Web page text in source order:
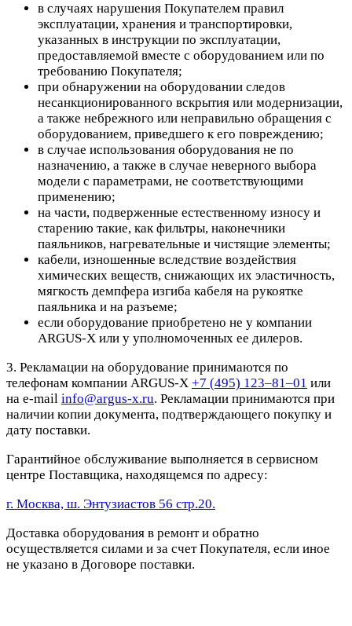
в случаях нарушения Покупателем правил
эксплуатации, хранения и транспортировки,
указанных в инструкции по эксплуатации,
предоставляемой вместе с оборудованием или по
требованию Покупателя;
при обнаружении на оборудовании следов
несанкционированного вскрытия или модернизации,
а также небрежного или неправильно обращения с
оборудованием, приведшего к его повреждению;
в случае использования оборудования не по
назначению, а также в случае неверного выбора
модели с параметрами, не соответствующими
применению;
на части, подверженные естественному износу и
старению такие, как фильтры, наконечники
паяльников, нагревательные и чистящие элементы;
кабели, изношенные вследствие воздействия
химических веществ, снижающих их эластичность,
мягкость демпфера изгиба кабеля на рукоятке
паяльника и на разъеме;
если оборудование приобретено не у компании
ARGUS-X или у уполномоченных ее дилеров.
3. Рекламации на оборудование принимаются по
телефонам компании ARGUS-X +7 (495) 123–81–01 или
на e-mail info@argus-x.ru. Рекламации принимаются при
наличии копии документа, подтверждающего покупку и
дату поставки.
Гарантийное обслуживание выполняется в сервисном
центре Поставщика, находящемся по адресу:
г. Москва, ш. Энтузиастов 56 стр.20.
Доставка оборудования в ремонт и обратно
осуществляется силами и за счет Покупателя, если иное
не указано в Договоре поставки.